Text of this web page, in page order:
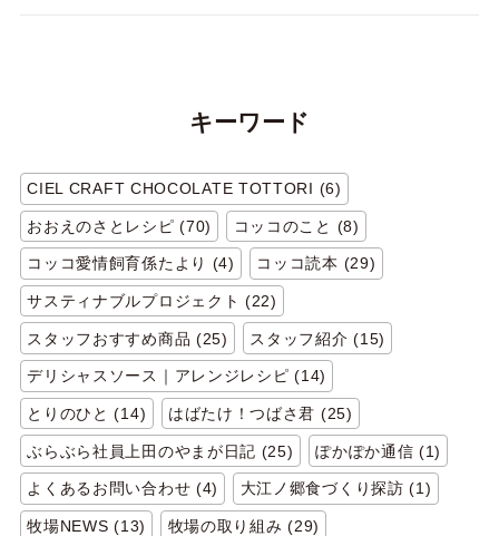
キーワード
CIEL CRAFT CHOCOLATE TOTTORI (6)
おおえのさとレシピ (70) コッコのこと (8)
コッコ愛情飼育係たより (4) コッコ読本 (29)
サスティナブルプロジェクト (22)
スタッフおすすめ商品 (25) スタッフ紹介 (15)
デリシャスソース｜アレンジレシピ (14)
とりのひと (14) はばたけ！つばさ君 (25)
ぶらぶら社員上田のやまが日記 (25) ぽかぽか通信 (1)
よくあるお問い合わせ (4) 大江ノ郷食づくり探訪 (1)
牧場NEWS (13) 牧場の取り組み (29)